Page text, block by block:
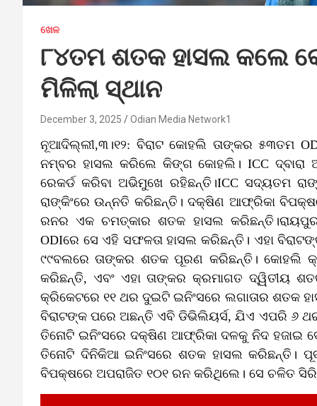
ଖେଳ
୮୪ତମ ଶତକ ହାସଲ କଲେ
ମିଳିଲା ସ୍ଥାନ
December 3, 2025 Odian Media Network1
ନୂଆଦିଲ୍ଲୀ,୩।୧୨: ବିରାଟ କୋହଲି ତାଙ୍କର ୫୩ତମ
ନମ୍ବର ହାସଲ କରିଲେ କିଙ୍ଗ କୋହଲି। ICC ଦ୍ବାରା
ରେକର୍ଡ କରିବା ଅଭିମୁଖେ ରହିଛନ୍ତି।ICC ସଦ୍ୟତମ
ରାଙ୍କିଂରେ ଉନ୍ନତି କରିଛନ୍ତି। ଦକ୍ଷିଣ ଆଫ୍ରିକା
ରନର ଏକ ଚମତ୍କାର ଶତକ ହାସଲ
ODIରେ ସେ ଏହି ସଫଳତା ହାସଲ କରିଛନ୍ତି। ଏହା
୯୯ବଲରେ ତାଙ୍କର ଶତକ ପୂରଣ କରିଛନ୍ତି। କୋହଲି
କରିଛନ୍ତି, ଏବଂ ଏହା ତାଙ୍କର କ୍ରମାଗତ ଦ୍ୱିତୀୟ
କ୍ରିକେଟରେ ୧୧ ଥର ଦୁଇଟି ଇନିଂସରେ ଲଗାତାର ଶତକ
ବିରାଟଙ୍କ ପରେ ଅଛନ୍ତି ଏବି ଡିଭିଲିୟର୍ସ, ଯିଏ ଏପରି ୬
ତିନୋଟି ଇନିଂସରେ ଦକ୍ଷିଣ ଆଫ୍ରିକା ଦଳକୁ ନିଦ ହଜାଇ
ତିନୋଟି ଦିନିକିଆ ଇନିଂସରେ ଶତକ ହାସଲ କରିଛନ୍ତି।
ବିପକ୍ଷରେ ଅପରାଜିତ ୧୦୧ ରନ କରିଥିଲେ। ସେ ଚଳିତ